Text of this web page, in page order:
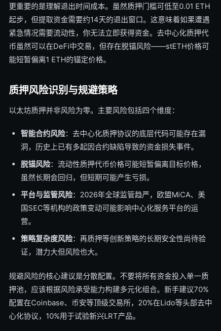
更重要的是理解退出时间成本。虽然质押门槛可低至0.01 ETH
起步，但提取资金需要约14天的退出窗口。这意味着如果遭遇
紧急情况需要流动性，你无法立即获得资金。去中心化质押代
币虽然可以在DeFi中交易，但存在脱锚风险——stETH价格可
能短暂偏离1 ETH的锚定价格。
质押风险识别与规避策略
以太坊质押并非风险为零。主要风险包括四个维度：
智能合约风险：去中心化质押协议的底层代码可能存在漏
洞，历史上已有多起因合约缺陷导致的资金损失事件。
脱锚风险：流动性质押代币价格可能短暂偏离目标价格，
虽然长期会回归，但短期可能产生亏损。
平台与监管风险：2026年全球监管趋严，欧盟MiCA、美
国SEC等机构的政策变动可能影响中心化服务平台的运
营。
策略复杂度风险：再质押等创新策略的长期安全性尚待验
证，潜力大但风险也大。
规避风险的核心建议是分散配置。不要将所有资金投入单一质
押池，应该根据风险承受能力构建多元化组合。新手建议70%
配置在Coinbase、币安等顶级交易所，20%在Lido等头部去中
心化协议，10%用于试验新兴LRT产品。